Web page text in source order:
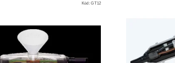
Kód:GT12